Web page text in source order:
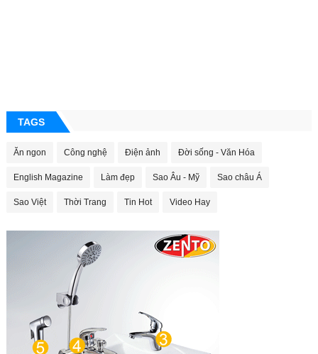
TAGS
Ăn ngon Công nghệ Điện ảnh Đời sống - Văn Hóa
English Magazine Làm đẹp Sao Âu - Mỹ Sao châu Á
Sao Việt Thời Trang Tin Hot Video Hay